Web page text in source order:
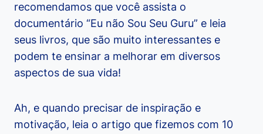
recomendamos que você assista o
documentário “Eu não Sou Seu Guru” e leia
seus livros, que são muito interessantes e
podem te ensinar a melhorar em diversos
aspectos de sua vida!
Ah, e quando precisar de inspiração e
motivação, leia o artigo que fizemos com 10